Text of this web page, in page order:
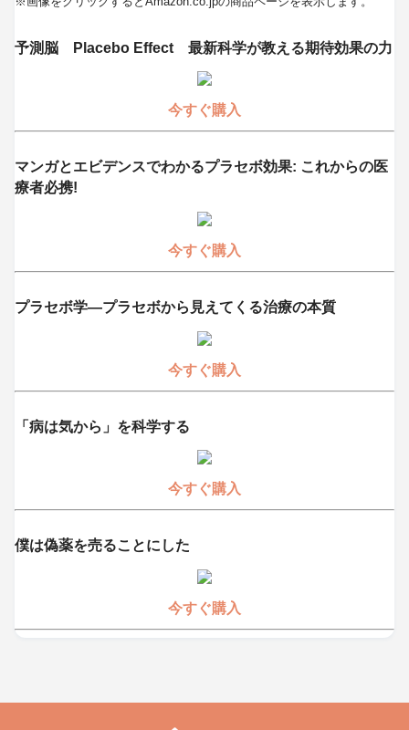
予測脳 Placebo Effect 最新科学が教える期待効果の力
今すぐ購入
マンガとエビデンスでわかるプラセボ効果: これからの医
療者必携!
今すぐ購入
プラセボ学―プラセボから見えてくる治療の本質
今すぐ購入
「病は気から」を科学する
今すぐ購入
僕は偽薬を売ることにした
今すぐ購入